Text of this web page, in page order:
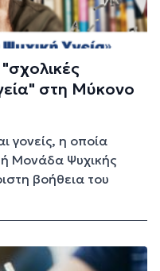
στη Μύκονο
γονείς, η οποία
Μονάδα Ψυχικής
βοήθεια του